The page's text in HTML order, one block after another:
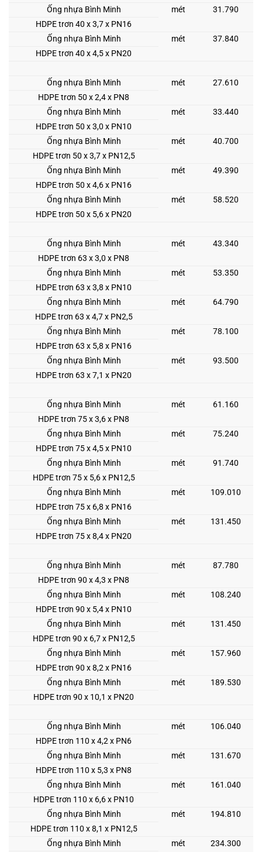
Ống nhựa Bình Minh
mét
31.790
HDPE trơn 40 x 3,7 x PN16
Ống nhựa Bình Minh
mét
37.840
HDPE trơn 40 x 4,5 x PN20
Ống nhựa Bình Minh mét
27.610
HDPE trơn 50 x 2,4 x PN8
Ống nhựa Bình Minh
mét
33.440
HDPE trơn 50 x 3,0 x PN10
Ống nhựa Bình Minh
mét
40.700
HDPE trơn 50 x 3,7 x PN12,5
Ống nhựa Bình Minh
mét
49.390
HDPE trơn 50 x 4,6 x PN16
Ống nhựa Bình Minh
mét
58.520
HDPE trơn 50 x 5,6 x PN20
Ống nhựa Bình Minh mét
43.340
HDPE trơn 63 x 3,0 x PN8
Ống nhựa Bình Minh
mét
53.350
HDPE trơn 63 x 3,8 x PN10
Ống nhựa Bình Minh
mét
64.790
HDPE trơn 63 x 4,7 x PN2,5
Ống nhựa Bình Minh
mét
78.100
HDPE trơn 63 x 5,8 x PN16
Ống nhựa Bình Minh
mét
93.500
HDPE trơn 63 x 7,1 x PN20
Ống nhựa Bình Minh mét
61.160
HDPE trơn 75 x 3,6 x PN8
Ống nhựa Bình Minh
mét
75.240
HDPE trơn 75 x 4,5 x PN10
Ống nhựa Bình Minh
mét
91.740
HDPE trơn 75 x 5,6 x PN12,5
Ống nhựa Bình Minh
mét
109.010
HDPE trơn 75 x 6,8 x PN16
Ống nhựa Bình Minh
mét
131.450
HDPE trơn 75 x 8,4 x PN20
Ống nhựa Bình Minh mét
87.780
HDPE trơn 90 x 4,3 x PN8
Ống nhựa Bình Minh
mét
108.240
HDPE trơn 90 x 5,4 x PN10
Ống nhựa Bình Minh
mét
131.450
HDPE trơn 90 x 6,7 x PN12,5
Ống nhựa Bình Minh
mét
157.960
HDPE trơn 90 x 8,2 x PN16
Ống nhựa Bình Minh
mét
189.530
HDPE trơn 90 x 10,1 x PN20
Ống nhựa Bình Minh mét
106.040
HDPE trơn 110 x 4,2 x PN6
Ống nhựa Bình Minh
mét
131.670
HDPE trơn 110 x 5,3 x PN8
Ống nhựa Bình Minh
mét
161.040
HDPE trơn 110 x 6,6 x PN10
Ống nhựa Bình Minh
mét
194.810
HDPE trơn 110 x 8,1 x PN12,5
Ống nhựa Bình Minh
mét
234.300